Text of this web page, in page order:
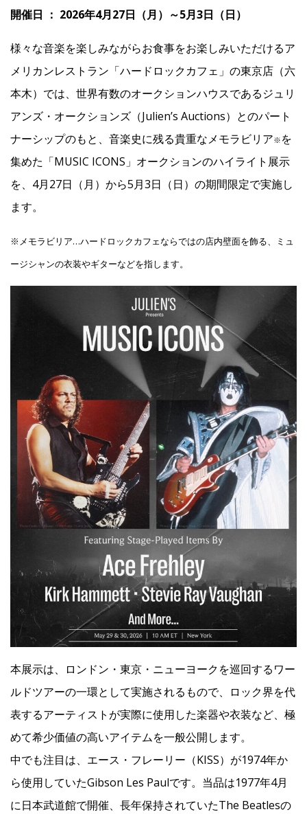
Franchise
Recruit
Contact
JP EN
開催日 ： 2026年4月27日（月）～5月3日（日）
様々な音楽を楽しみながらお食事をお楽しみいただけるア
メリカンレストラン「ハードロックカフェ」の東京店（六
本木）では、世界有数のオークションハウスであるジュリ
アンズ・オークションズ（Julien’s Auctions）とのパート
ナーシップのもと、音楽史に残る貴重なメモラビリア※ を
集めた「MUSIC ICONS」オークションのハイライト展示
を、4月27日（月）から5月3日（日）の期間限定で実施し
ます。
※メモラビリア…ハードロックカフェならではの店内壁面を飾る、ミュ
ージシャンの衣装やギターなどを指します。
本展示は、ロンドン・東京・ニューヨークを巡回するワー
ルドツアーの一環として実施されるもので、ロック界を代
表するアーティストが実際に使用した楽器や衣装など、極
めて希少価値の高いアイテムを一般公開します。
中でも注目は、エース・フレーリー（KISS）が1974年か
ら使用していたGibson Les Paulです。当品は1977年4月
に日本武道館で開催、長年保持されていたThe Beatlesの